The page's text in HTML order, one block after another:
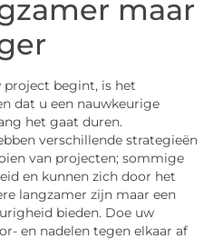
maar
project begint, is het
dat u een nauwkeurige
het gaat duren.
verschillende strategieën
van projecten; sommige
en kunnen zich door het
langzamer zijn maar een
bieden. Doe uw
en nadelen tegen elkaar af